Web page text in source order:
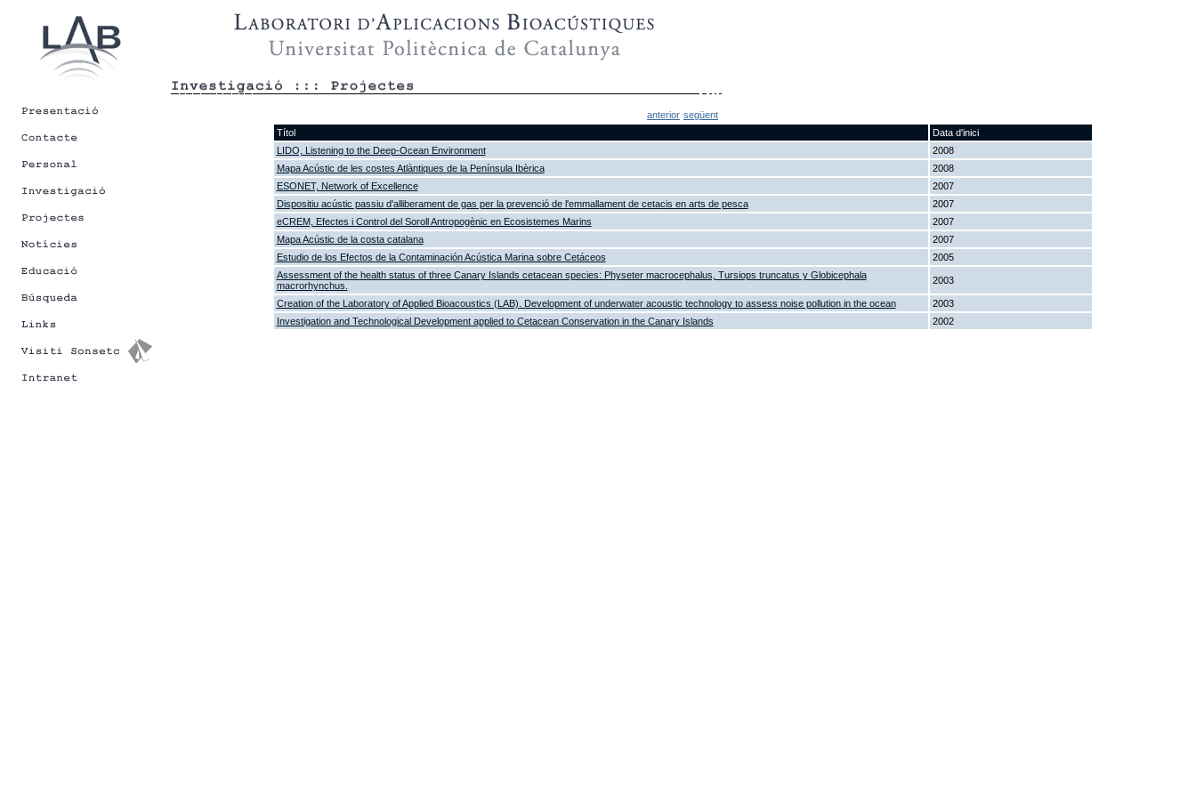
anterior següent
Títol
Data d'inici
LIDO, Listening to the Deep-Ocean Environment
2008
Mapa Acústic de les costes Atlàntiques de la Península Ibèrica
2008
ESONET, Network of Excellence
2007
Dispositiu acústic passiu d'alliberament de gas per la prevenció de l'emmallament de cetacis en arts de pesca
2007
eCREM, Efectes i Control del Soroll Antropogènic en Ecosistemes Marins
2007
Mapa Acústic de la costa catalana
2007
Estudio de los Efectos de la Contaminación Acústica Marina sobre Cetáceos
2005
Assessment of the health status of three Canary Islands cetacean species: Physeter macrocephalus, Tursiops truncatus y Globicephala
macrorhynchus.
2003
Creation of the Laboratory of Applied Bioacoustics (LAB). Development of underwater acoustic technology to assess noise pollution in the ocean
2003
Investigation and Technological Development applied to Cetacean Conservation in the Canary Islands
2002